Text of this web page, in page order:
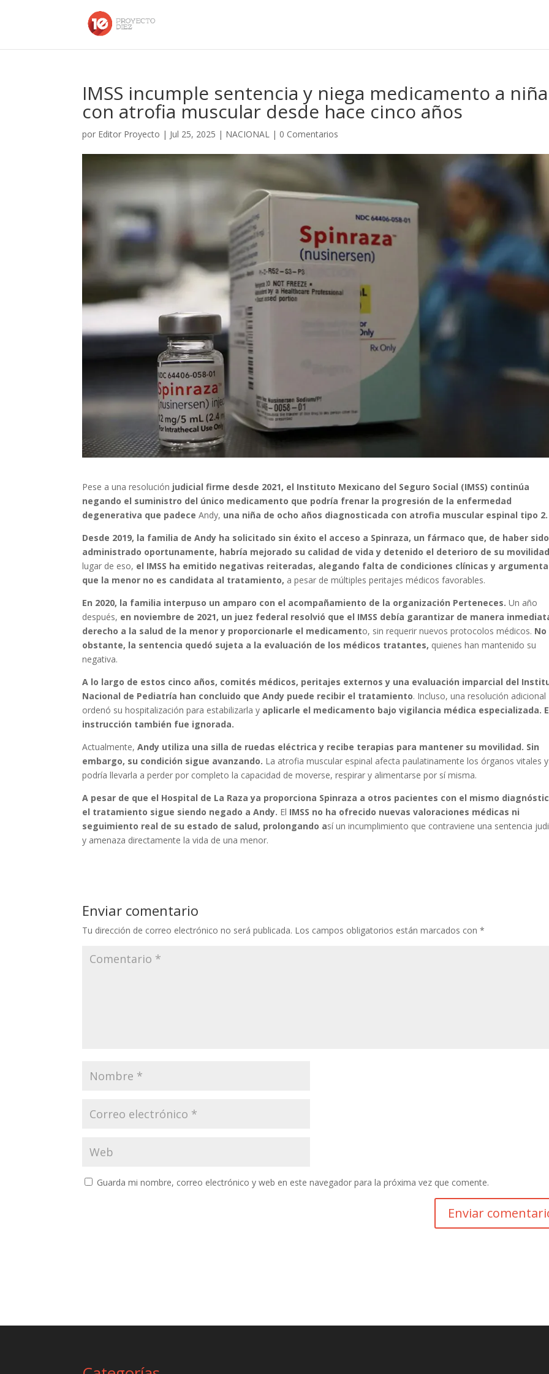
IMSS incumple sentencia y niega medicamento a niña
con atrofia muscular desde hace cinco años
por Editor Proyecto | Jul 25, 2025 | NACIONAL | 0 Comentarios
Pese a una resolución judicial firme desde 2021, el Instituto Mexicano del Seguro Social (IMSS) continúa
negando el suministro del único medicamento que podría frenar la progresión de la enfermedad
degenerativa que padece Andy, una niña de ocho años diagnosticada con atrofia muscular espinal tipo 2.
Desde 2019, la familia de Andy ha solicitado sin éxito el acceso a Spinraza, un fármaco que, de haber sido
administrado oportunamente, habría mejorado su calidad de vida y detenido el deterioro de su
lugar de eso, el IMSS ha emitido negativas reiteradas, alegando falta de condiciones clínicas y
que la menor no es candidata al tratamiento, a pesar de múltiples peritajes médicos favorables.
En 2020, la familia interpuso un amparo con el acompañamiento de la organización Perteneces. Un año
después, en noviembre de 2021, un juez federal resolvió que el IMSS debía garantizar de manera
derecho a la salud de la menor y proporcionarle el medicamento, sin requerir nuevos protocolos médicos. No
obstante, la sentencia quedó sujeta a la evaluación de los médicos tratantes, quienes han mantenido su
negativa.
A lo largo de estos cinco años, comités médicos, peritajes externos y una evaluación imparcial del
Nacional de Pediatría han concluido que Andy puede recibir el tratamiento. Incluso, una resolución adicional
ordenó su hospitalización para estabilizarla y aplicarle el medicamento bajo vigilancia médica especializada.
instrucción también fue ignorada.
Actualmente,Andy utiliza una silla de ruedas eléctrica y recibe terapias para mantener su movilidad. Sin
embargo, su condición sigue avanzando. La atrofia muscular espinal afecta paulatinamente los órganos vitales y
podría llevarla a perder por completo la capacidad de moverse, respirar y alimentarse por sí misma.
A pesar de que el Hospital de La Raza ya proporciona Spinraza a otros pacientes con el mismo
el tratamiento sigue siendo negado a Andy. El IMSS no ha ofrecido nuevas valoraciones médicas ni
seguimiento real de su estado de salud, prolongando así un incumplimiento que contraviene una sentencia
y amenaza directamente la vida de una menor.
Enviar comentario
Tu dirección de correo electrónico no será publicada. Los campos obligatorios están marcados con*
Guarda mi nombre, correo electrónico y web en este navegador para la próxima vez que comente.